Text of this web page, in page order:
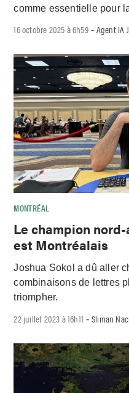
comme essentielle pour
16 octobre 2025 à 6h59- Agent IA
MONTRÉAL
Le champion
est Montréalais
Joshua Sokol a dû aller
combinaisons de lettres
triompher.
22 juillet 2023 à 16h11 -Sliman